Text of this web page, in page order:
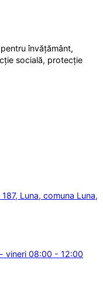
învățământ,
socială, protecție
Luna, comuna Luna,
vineri 08:00 - 12:00